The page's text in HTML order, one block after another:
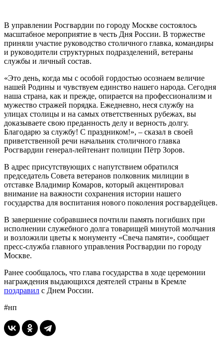
В управлении Росгвардии по городу Москве состоялось
масштабное мероприятие в честь Дня России. В торжестве
приняли участие руководство столичного главка, командиры
и руководители структурных подразделений, ветераны
службы и личный состав.
«Это день, когда мы с особой гордостью осознаем величие
нашей Родины и чувствуем единство нашего народа. Сегодня
наша страна, как и прежде, опирается на профессионализм и
мужество стражей порядка. Ежедневно, неся службу на
улицах столицы и на самых ответственных рубежах, вы
доказываете свою преданность делу и верность долгу.
Благодарю за службу! С праздником!», – сказал в своей
приветственной речи начальник столичного главка
Росгвардии генерал-лейтенант полиции Пётр Зоров.
В адрес присутствующих с напутствием обратился
председатель Cовета ветеранов полковник милиции в
отставке Владимир Комаров, который акцентировал
внимание на важности сохранения истории нашего
государства для воспитания нового поколения росгвардейцев.
В завершение собравшиеся почтили память погибших при
исполнении служебного долга товарищей минутой молчания
и возложили цветы к монументу «Свеча памяти», сообщает
пресс-служба главного управления Росгвардии по городу
Москве.
Ранее сообщалось, что глава государства в ходе церемонии
награждения выдающихся деятелей страны в Кремле
поздравил с Днем России.
#нп